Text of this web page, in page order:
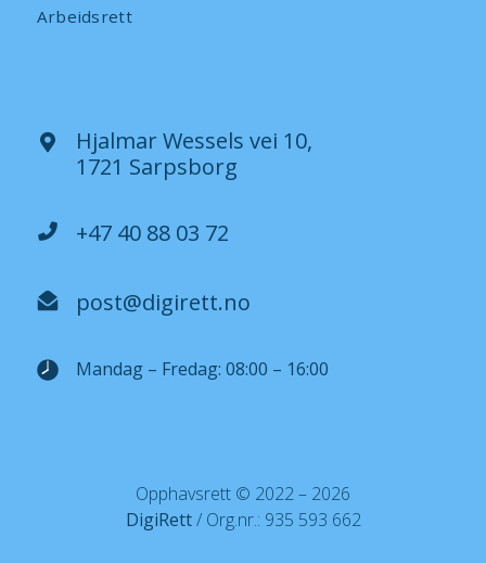
Arbeidsrett
Hjalmar Wessels vei 10,
1721 Sarpsborg
+47 40 88 03 72
post@digirett.no
Mandag – Fredag: 08:00 – 16:00
Opphavsrett © 2022 – 2026
DigiRett/ Org.nr.: 935 593 662